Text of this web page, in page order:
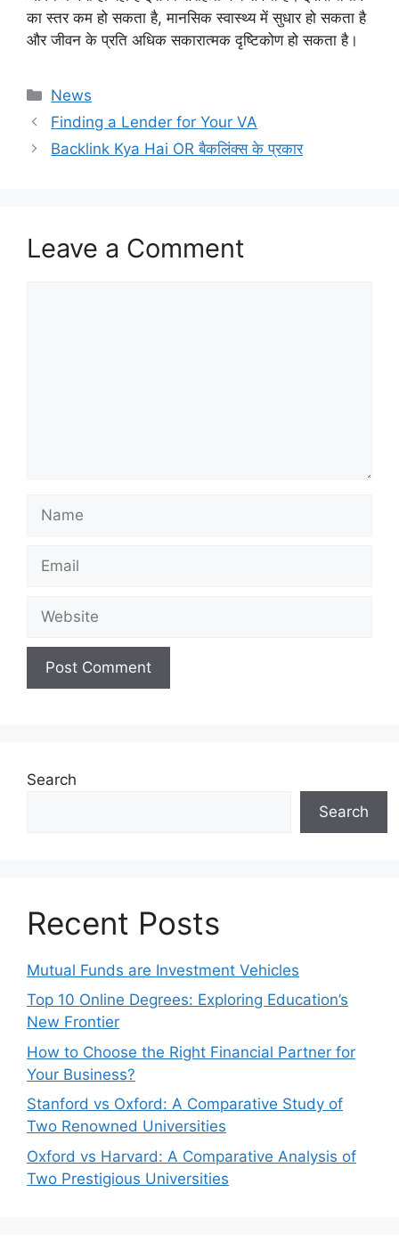
का स्तर कम हो सकता है, मानसिक स्वास्थ्य में सुधार हो सकता है
और जीवन के प्रति अधिक सकारात्मक दृष्टिकोण हो सकता है।
Categories
News
Finding a Lender for Your VA
Backlink Kya Hai OR बैकलिंक्स के प्रकार
Leave a Comment
Search
Search
Recent Posts
Mutual Funds are Investment Vehicles
Top 10 Online Degrees: Exploring Education’s
New Frontier
How to Choose the Right Financial Partner for
Your Business?
Stanford vs Oxford: A Comparative Study of
Two Renowned Universities
Oxford vs Harvard: A Comparative Analysis of
Two Prestigious Universities